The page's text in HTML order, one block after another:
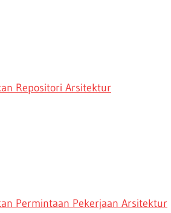
Repositori Arsitektur
Permintaan Pekerjaan Arsitektur